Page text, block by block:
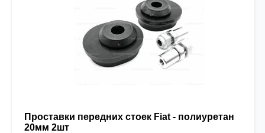
Проставки передних стоек Fiat - полиуретан
20мм 2шт